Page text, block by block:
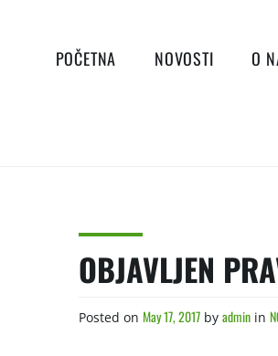
POČETNA NOVOSTI O
OBJAVLJEN
Posted on May 17, 2017 by admin in